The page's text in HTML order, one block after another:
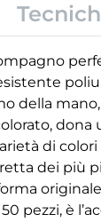
della
di
dei più
pezzi, è